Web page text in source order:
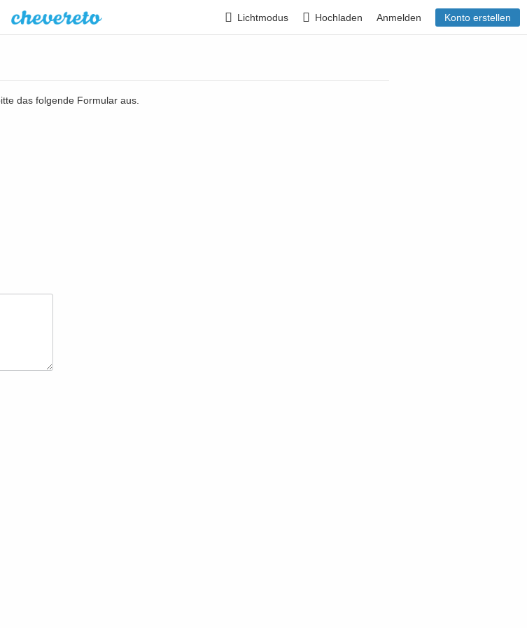
Lichtmodus Hochladen Anmelden Konto erstellen
das folgende Formular aus.